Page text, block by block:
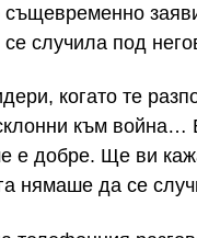
същевременно
случила под
когато те
към война…
е добре. Ще ви
нямаше да се